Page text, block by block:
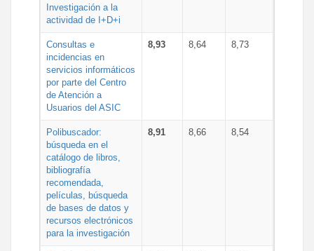
Investigación a la
actividad de I+D+i
Consultas e
incidencias en
servicios informáticos
por parte del Centro
de Atención a
Usuarios del ASIC
8,93 8,64 8,73
Polibuscador:
búsqueda en el
catálogo de libros,
bibliografía
recomendada,
películas, búsqueda
de bases de datos y
recursos electrónicos
para la investigación
8,91 8,66 8,54